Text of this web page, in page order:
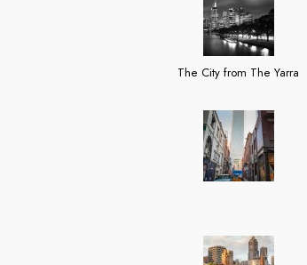
The City from The Yarra